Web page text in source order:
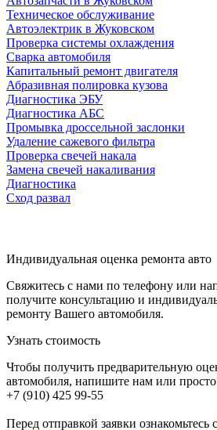
Техническое обслуживание
Автоэлектрик в Жуковском
Проверка системы охлаждения
Сварка автомобиля
Капитальный ремонт двигателя
Абразивная полировка кузова
Диагностика ЭБУ
Диагностика АБС
Промывка дроссельной заслонки
Удаление сажевого фильтра
Проверка свечей накала
Замена свечей накаливания
Диагностика
Сход развал
Индивидуальная оценка ремонта авто
Свяжитесь с нами по телефону или
получите консультацию и
ремонту Вашего автомобиля.
Узнать стоимость
Чтобы получить предварительную
автомобиля, напишите нам или
+7 (910) 425 99-55
Перед отправкой заявки ознакомьтесь с